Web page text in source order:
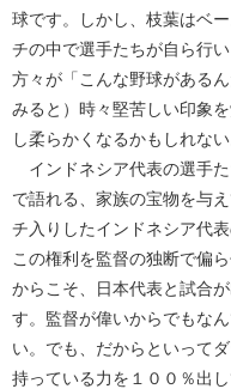
球です。しかし、枝葉はベ
チの中で選手たちが自ら行
方々が「こんな野球がある
みると）時々堅苦しい印象
し柔らかくなるかもしれない
インドネシア代表の選手
で語れる、家族の宝物を与
チ入りしたインドネシア代
この権利を監督の独断で偏
からこそ、日本代表と試合
す。監督が偉いからでもな
い。でも、だからといって
持っている力を１００％出し